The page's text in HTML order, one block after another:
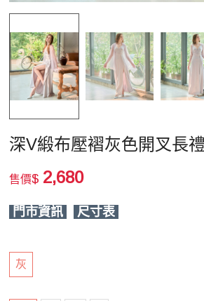
深V緞布壓褶灰色開叉長
售價$ 2,680
門市資訊 尺寸表
灰